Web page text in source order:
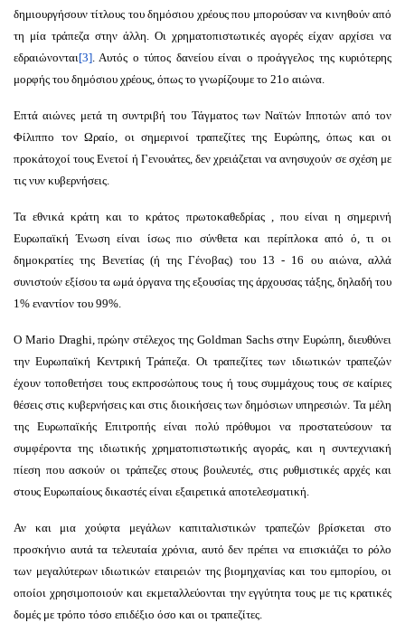
δημιουργήσουν τίτλους του δημόσιου χρέους που μπορούσαν να κινηθούν από
τη μία τράπεζα στην άλλη. Οι χρηματοπιστωτικές αγορές είχαν αρχίσει να
εδραιώνονται[3] . Αυτός ο τύπος δανείου είναι ο προάγγελος της κυριότερης
μορφής του δημόσιου χρέους, όπως το γνωρίζουμε το 21ο αιώνα.
Επτά αιώνες μετά τη συντριβή του Τάγματος των Ναϊτών Ιπποτών από τον
Φίλιππο τον Ωραίο, οι σημερινοί τραπεζίτες της Ευρώπης, όπως και οι
προκάτοχοί τους Ενετοί ή Γενουάτες, δεν χρειάζεται να ανησυχούν σε σχέση με
τις νυν κυβερνήσεις.
Τα εθνικά κράτη και το κράτος πρωτοκαθεδρίας , που είναι η σημερινή
Ευρωπαϊκή Ένωση είναι ίσως πιο σύνθετα και περίπλοκα από ό, τι οι
δημοκρατίες της Βενετίας (ή της Γένοβας) του 13 - 16 ου αιώνα, αλλά
συνιστούν εξίσου τα ωμά όργανα της εξουσίας της άρχουσας τάξης, δηλαδή του
1% εναντίον του 99%.
Ο Mario Draghi, πρώην στέλεχος της Goldman Sachs στην Ευρώπη, διευθύνει
την Ευρωπαϊκή Κεντρική Τράπεζα. Οι τραπεζίτες των ιδιωτικών τραπεζών
έχουν τοποθετήσει τους εκπροσώπους τους ή τους συμμάχους τους σε καίριες
θέσεις στις κυβερνήσεις και στις διοικήσεις των δημόσιων υπηρεσιών. Τα μέλη
της Ευρωπαϊκής Επιτροπής είναι πολύ πρόθυμοι να προστατεύσουν τα
συμφέροντα της ιδιωτικής χρηματοπιστωτικής αγοράς, και η συντεχνιακή
πίεση που ασκούν οι τράπεζες στους βουλευτές, στις ρυθμιστικές αρχές και
στους Ευρωπαίους δικαστές είναι εξαιρετικά αποτελεσματική.
Αν και μια χούφτα μεγάλων καπιταλιστικών τραπεζών βρίσκεται στο
προσκήνιο αυτά τα τελευταία χρόνια, αυτό δεν πρέπει να επισκιάζει το ρόλο
των μεγαλύτερων ιδιωτικών εταιρειών της βιομηχανίας και του εμπορίου, οι
οποίοι χρησιμοποιούν και εκμεταλλεύονται την εγγύτητα τους με τις κρατικές
δομές με τρόπο τόσο επιδέξιο όσο και οι τραπεζίτες.